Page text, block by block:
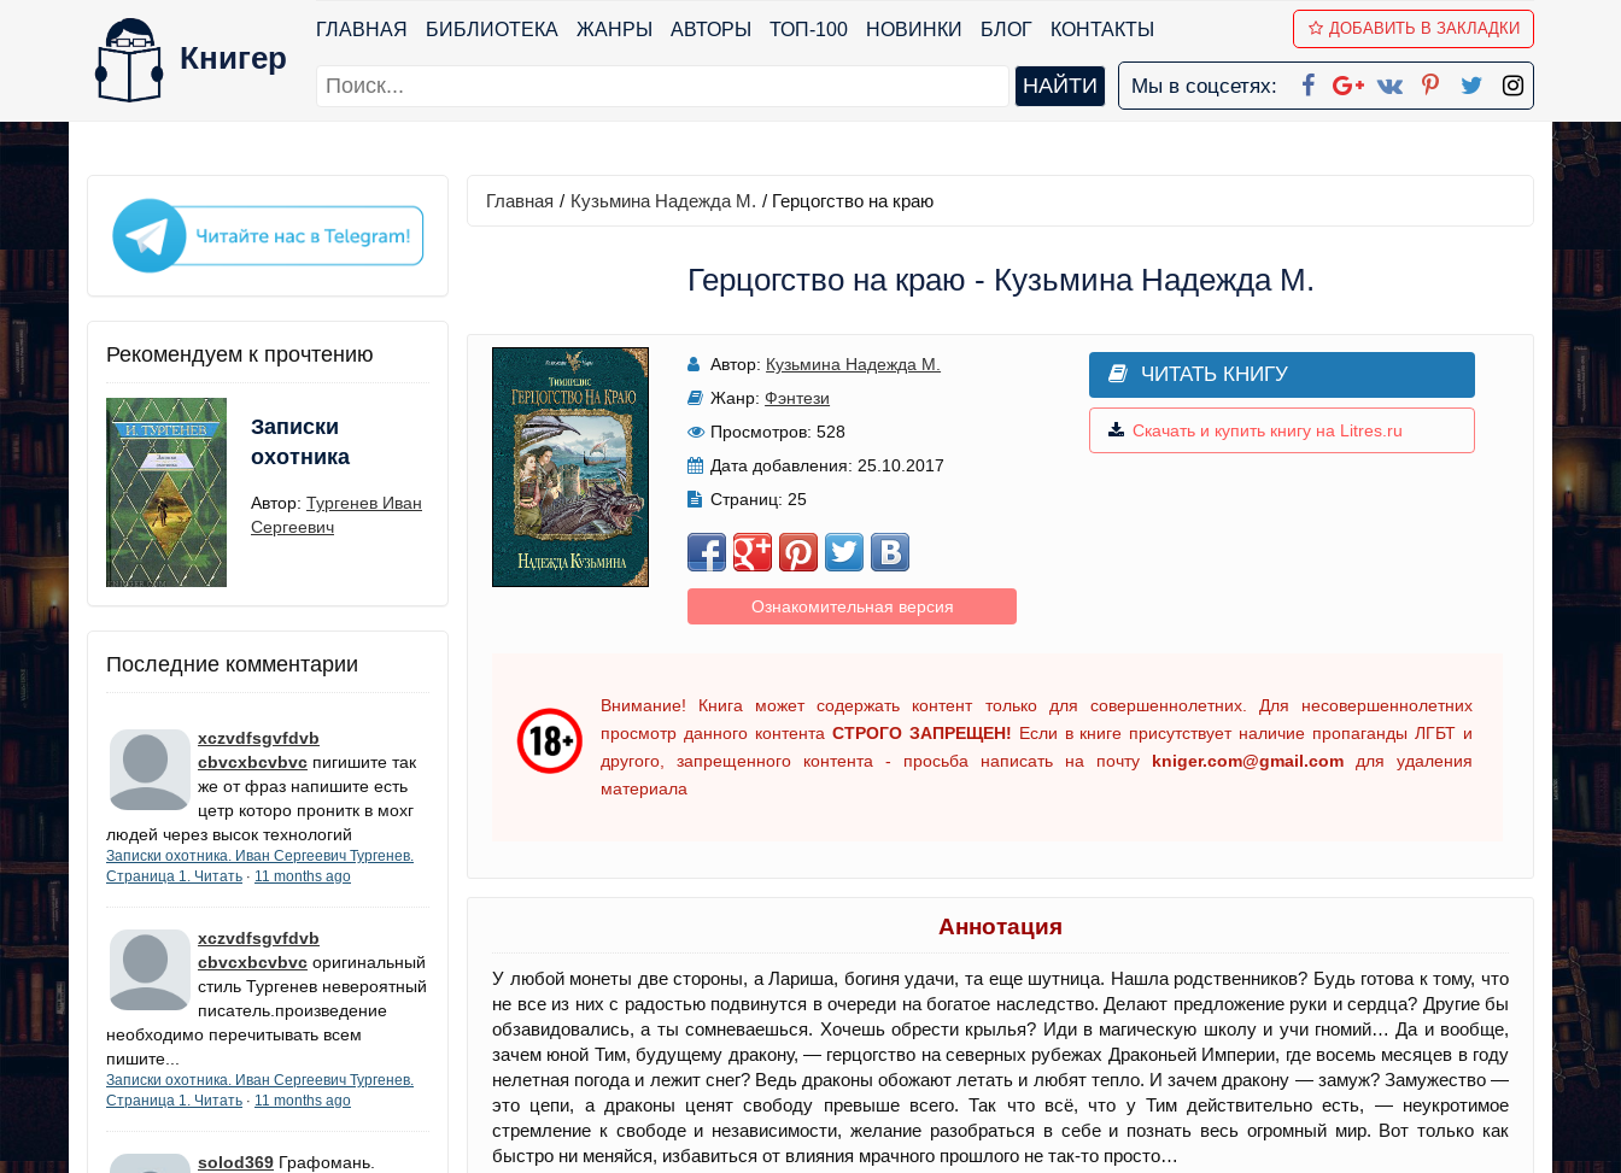
Книгер
ГЛАВНАЯ БИБЛИОТЕКА ЖАНРЫ АВТОРЫ ТОП-100 НОВИНКИ БЛОГ КОНТАКТЫ ДОБАВИТЬ В ЗАКЛАДКИ
Мы в соцсетях:
Рекомендуем к прочтению
Записки
охотника
Автор: Тургенев Иван
Сергеевич
Последние комментарии
xczvdfsgvfdvb
cbvcxbcvbvc пигишите так
же от фраз напишите есть
цетр которо пронитк в мохг
людей через высок технологий
Записки охотника. Иван Сергеевич Тургенев.
Страница 1. Читать · 11 months ago
xczvdfsgvfdvb
cbvcxbcvbvc оригинальный
стиль Тургенев невероятный
писатель.произведение
необходимо перечитывать всем
пишите...
Записки охотника. Иван Сергеевич Тургенев.
Страница 1. Читать · 11 months ago
solod369 Графомань.
Главная / Кузьмина Надежда М. / Герцогство на краю
Герцогство на краю - Кузьмина Надежда М.
Автор: Кузьмина Надежда М.
Жанр: Фэнтези
Просмотров: 528
Дата добавления: 25.10.2017
Страниц: 25
Ознакомительная версия
ЧИТАТЬ КНИГУ
Скачать и купить книгу на Litres.ru
Внимание! Книга может содержать контент только для совершеннолетних. Для несовершеннолетних
просмотр данного контента СТРОГО ЗАПРЕЩЕН! Если в книге присутствует наличие пропаганды ЛГБТ и
другого, запрещенного контента - просьба написать на почту kniger.com@gmail.com для удаления
материала
Аннотация
У любой монеты две стороны, а Лариша, богиня удачи, та еще шутница. Нашла родственников? Будь готова к тому, что
не все из них с радостью подвинутся в очереди на богатое наследство. Делают предложение руки и сердца? Другие бы
обзавидовались, а ты сомневаешься. Хочешь обрести крылья? Иди в магическую школу и учи гномий… Да и вообще,
зачем юной Тим, будущему дракону, — герцогство на северных рубежах Драконьей Империи, где восемь месяцев в году
нелетная погода и лежит снег? Ведь драконы обожают летать и любят тепло. И зачем дракону — замуж? Замужество —
это цепи, а драконы ценят свободу превыше всего. Так что всё, что у Тим действительно есть, — неукротимое
стремление к свободе и независимости, желание разобраться в себе и познать весь огромный мир. Вот только как
быстро ни меняйся, избавиться от влияния мрачного прошлого не так-то просто…